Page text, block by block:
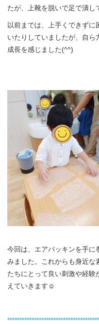
たが、上靴を脱いで足で潰
以前までは、上手くできず
いたりしていましたが、自ら
成長を感じました(^^)
今回は、エアパッキンを手に
みました。これからも身近な
たちにとって良い刺激や経
えていきます☺